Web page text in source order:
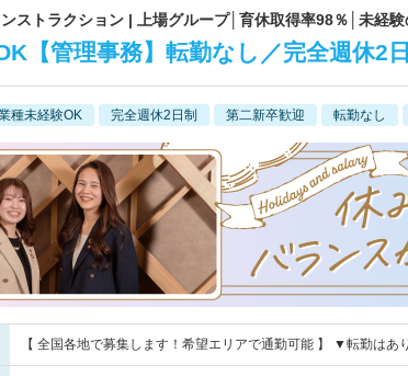
ストラクション | 上場グループ│育休取得率98％│未経験
【管理事務】転勤なし／完全週休2日
種未経験OK 完全週休2日制 第二新卒歓迎 転勤なし
【 全国各地で募集します！希望エリアで通勤可能 】 ▼転勤は